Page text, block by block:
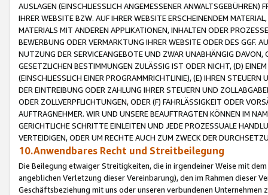
AUSLAGEN (EINSCHLIESSLICH ANGEMESSENER
IHRER WEBSITE BZW. AUF IHRER WEBSITE ERSCHEINENDEM
MATERIALS MIT ANDEREN APPLIKATIONEN, INHALTEN ODER
BEWERBUNG ODER VERMARKTUNG IHRER WEBSITE ODER DES GGF.
NUTZUNG DER SERVICEANGEBOTE UND ZWAR UNABHÄNGIG
GESETZLICHEN BESTIMMUNGEN ZULÄSSIG IST ODER NICHT, (D)
(EINSCHLIESSLICH EINER PROGRAMMRICHTLINIE), (E) IHREN
DER EINTREIBUNG ODER ZAHLUNG IHRER STEUERN UND
ODER ZOLLVERPFLICHTUNGEN, ODER (F) FAHRLÄSSIGKEIT ODER
AUFTRAGNEHMER. WIR UND UNSERE BEAUFTRAGTEN KÖNNEN IM
GERICHTLICHE SCHRITTE EINLEITEN UND JEDE PROZESSUALE
VERTEIDIGEN, ODER UM RECHTE AUCH ZUM ZWECK DER
10.Anwendbares Recht und Streitbeilegung
Die Beilegung etwaiger Streitigkeiten, die in irgendeiner Weise mit
angeblichen Verletzung dieser Vereinbarung), den im Rahmen dieser
Geschäftsbeziehung mit uns oder unseren verbundenen